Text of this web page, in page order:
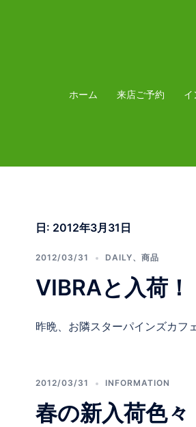
プ
ホーム 来店ご予約 イ
日: 2012年3月31日
2012/03/31 DAILY、 商品
VIBRAと入荷！
昨晩、お隣スターパインズカフ
2012/03/31 INFORMATION
春の新入荷色々